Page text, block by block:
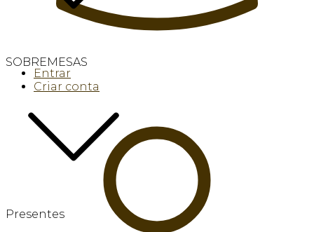
SOBREMESAS
Presentes
Entrar
Criar conta